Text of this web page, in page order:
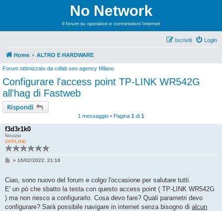
No Network
Il forum su operatori e connessioni Internet
Login
Iscriviti
Home ALTRO E HARDWARE
Forum ottimizzato da cdlab seo agency Milano
Configurare l'access point TP-LINK WR542G
all'hag di Fastweb
Rispondi
1 messaggio • Pagina 1 di 1
f3d3r1k0
Novizio
OFFLINE
M
a
g
i
o
» 16/02/2022, 21:16
Ciao, sono nuovo del forum e colgo l'occasione per salutare tutti.
E' un pò che sbatto la testa con questo access point ( TP-LINK WR542G
) ma non riesco a configurarlo. Cosa devo fare? Quali parametri devo
configurare? Sarà possibile navigare in internet senza bisogno di alcun